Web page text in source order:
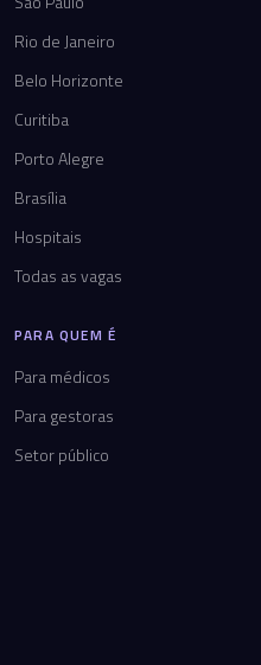
Rio de Janeiro
Belo Horizonte
Curitiba
Porto Alegre
Brasília
Hospitais
Todas as vagas
PARA QUEM É
Para médicos
Para gestoras
Setor público